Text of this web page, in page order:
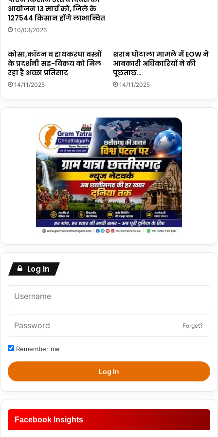
आयोजन 13 मार्च को, जिले के
127544 किसान होंगे लाभान्वित
10/03/2026
कोसा,कॉटन व हाथकरघा वस्त्रों
के प्रदर्शनी सह-विक्रय को मिल
रहा है अच्छा प्रतिसाद
14/11/2025
शराब घोटाला मामले में EOW ने
आबकारी अधिकारियों ने की
पूछताछ…
14/11/2025
Log In
Forget?
Remember me
Log In
Facebook Insights